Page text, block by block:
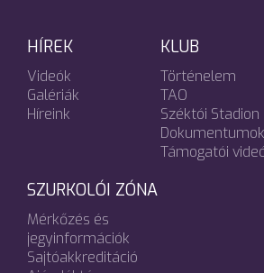
HÍREK
Videók
Galériák
Híreink
KLUB
Történelem
TAO
Széktói Stadion
Dokumentumok
Támogatói
SZURKOLÓI ZÓNA
Mérkőzés és
jegyinformációk
Sajtóakkreditáció